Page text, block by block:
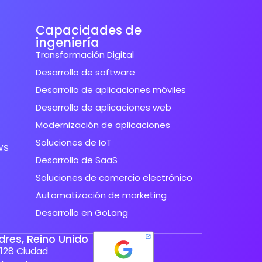
Capacidades de
ingeniería
Transformación Digital
Desarrollo de software
Desarrollo de aplicaciones móviles
Desarrollo de aplicaciones web
Modernización de aplicaciones
Soluciones de IoT
Desarrollo de SaaS
Soluciones de comercio electrónico
Automatización de marketing
Desarrollo en GoLang
Reino Unido
Ciudad